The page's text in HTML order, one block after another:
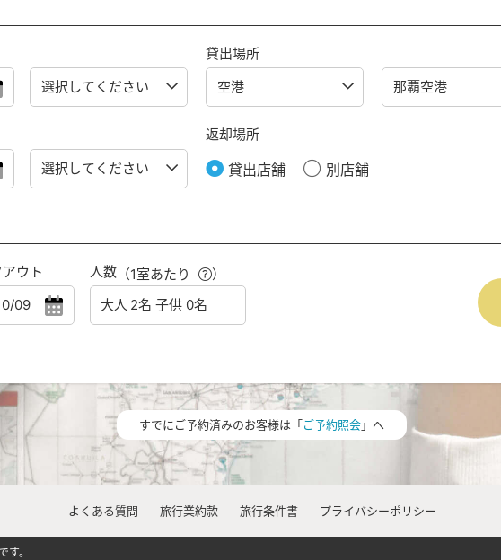
貸出場所
返却場所
貸出店舗 別店舗
ウト 人数（1室あたり ）
すでにご予約済みのお客様は「ご予約照会」へ
よくある質問 旅行業約款 旅行条件書 プライバシーポリシー
。